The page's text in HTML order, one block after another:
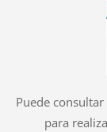
Puede
para